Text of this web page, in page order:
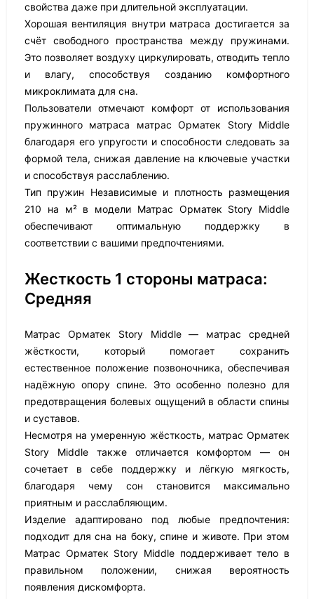
свойства даже при длительной эксплуатации.
Хорошая вентиляция внутри матраса достигается за
счёт свободного пространства между пружинами.
Это позволяет воздуху циркулировать, отводить тепло
и влагу, способствуя созданию комфортного
микроклимата для сна.
Пользователи отмечают комфорт от использования
пружинного матраса матрас Орматек Story Middle
благодаря его упругости и способности следовать за
формой тела, снижая давление на ключевые участки
и способствуя расслаблению.
Тип пружин Независимые и плотность размещения
210 на м² в модели Матрас Орматек Story Middle
обеспечивают оптимальную поддержку в
соответствии с вашими предпочтениями.
Жесткость 1 стороны матраса:
Средняя
Матрас Орматек Story Middle — матрас средней
жёсткости, который помогает сохранить
естественное положение позвоночника, обеспечивая
надёжную опору спине. Это особенно полезно для
предотвращения болевых ощущений в области спины
и суставов.
Несмотря на умеренную жёсткость, матрас Орматек
Story Middle также отличается комфортом — он
сочетает в себе поддержку и лёгкую мягкость,
благодаря чему сон становится максимально
приятным и расслабляющим.
Изделие адаптировано под любые предпочтения:
подходит для сна на боку, спине и животе. При этом
Матрас Орматек Story Middle поддерживает тело в
правильном положении, снижая вероятность
появления дискомфорта.